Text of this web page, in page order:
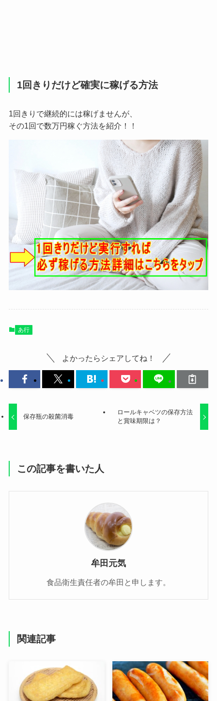
1回きりだけど確実に稼げる方法
1回きりで継続的には稼げませんが、
その1回で数万円稼ぐ方法を紹介！！
あ行
よかったらシェアしてね！
保存瓶の殺菌消毒
ロールキャベツの保存方法
と賞味期限は？
この記事を書いた人
牟田元気
食品衛生責任者の牟田と申します。
関連記事